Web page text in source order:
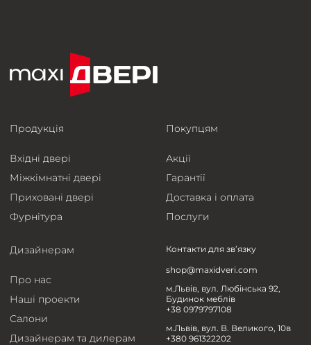
Продукція
Вхідні двері
Міжкімнатні двері
Приховані двері
Фурнітура
Покупцям
Акції
Гарантії
Доставка і оплата
Послуги
Дизайнерам
Про нас
Наші проекти
Салони
Дизайнерам та дилерам
Контакти для зв’язку
shop@maxidveri.com
м.Львів, вул. Любінська 92,
Будинок меблів
+38 0979797108
м.Львів, вул. В. Великого, 10в
+380 961322202